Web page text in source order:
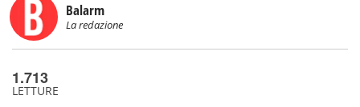
Balarm
La redazione
1.713
LETTURE